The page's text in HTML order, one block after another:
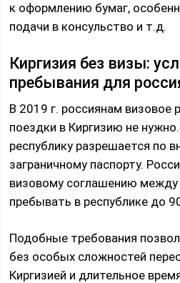
к оформлению бумаг,
подачи в консульство и т.д.
Киргизия без визы:
пребывания для
В 2019 г. россиянам визовое
поездки в Киргизию не
республику разрешается по
заграничному паспорту.
визовому соглашению
пребывать в республике до
Подобные требования
без особых сложностей
Киргизией и длительное